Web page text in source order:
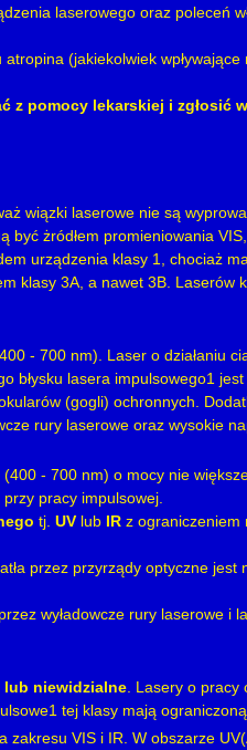
laserowego oraz poleceń
(jakiekolwiek
z pomocy lekarskiej i zgłosić
wiązki laserowe nie są
być żródłem promieniowania
urządzenia klasy 1, chociaż
klasy 3A, a nawet 3B. Laserów
- 700 nm). Laser o działaniu
błysku lasera impulsowego1
(gogli) ochronnych.
rury laserowe oraz wysokie
(400 - 700 nm) o mocy nie
przy pracy impulsowej.
tj. UV lub IR z ograniczeniem
przez przyrządy optyczne jest
wyładowcze rury laserowe i
lub niewidzialne. Lasery o pracy
tej klasy mają
zakresu VIS i IR. W obszarze